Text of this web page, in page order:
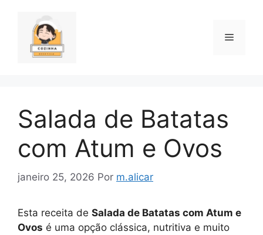
conteúdo
Menu
Salada de Batatas
com Atum e Ovos
janeiro 25, 2026 Por m.alicar
Esta receita de Salada de Batatas com Atum e
Ovos é uma opção clássica, nutritiva e muito